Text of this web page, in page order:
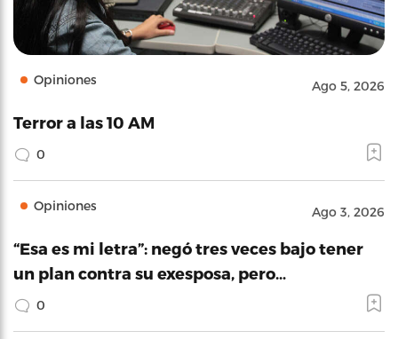
Opiniones Ago 5, 2026
Terror a las 10 AM
0
Opiniones Ago 3, 2026
“Esa es mi letra”: negó tres veces bajo tener
un plan contra su exesposa, pero…
0